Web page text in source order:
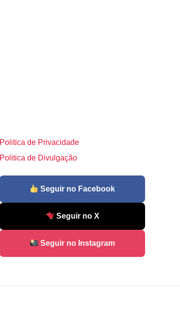
Politica de Privacidade
Politica de Divulgação
Seguir no Facebook
Seguir no X
Seguir no Instagram